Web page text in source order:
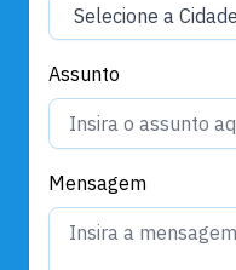
Assunto
Mensagem